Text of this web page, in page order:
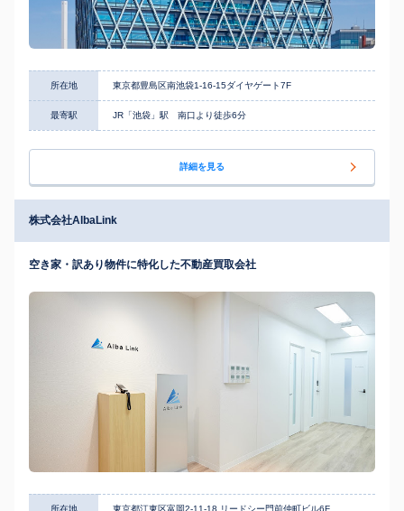
所在地 東京都豊島区南池袋1-16-15ダイヤゲート7F
最寄駅 JR「池袋」駅 南口より徒歩6分
詳細を見る
株式会社AlbaLink
空き家・訳あり物件に特化した不動産買取会社
所在地 東京都江東区富岡2-11-18 リードシー門前仲町ビル6F